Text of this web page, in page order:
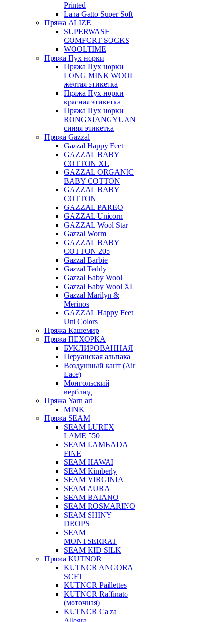
Printed
Lana Gatto Super Soft
Пряжа ALIZE
SUPERWASH
COMFORT SOCKS
WOOLTIME
Пряжа Пух норки
Пряжа Пух норки
LONG MINK WOOL
желтая этикетка
Пряжа Пух норки
красная этикетка
Пряжа Пух норки
RONGXIANGYUAN
синяя этикетка
Пряжа Gazzal
Gazzal Happy Feet
GAZZAL BABY
COTTON XL
GAZZAL ORGANIC
BABY COTTON
GAZZAL BABY
COTTON
GAZZAL PAREO
GAZZAL Unicorn
GAZZAL Wool Star
Gazzal Worm
GAZZAL BABY
COTTON 205
Gazzal Barbie
Gazzal Teddy
Gazzal Baby Wool
Gazzal Baby Wool XL
Gazzal Marilyn &
Merinos
GAZZAL Happy Feet
Uni Colors
Пряжа Кашемир
Пряжа ПЕХОРКА
БУКЛИРОВАННАЯ
Перуанская альпака
Воздушный кант (Air
Lace)
Монгольский
верблюд
Пряжа Yarn art
MINK
Пряжа SEAM
SEAM LUREX
LAME 550
SEAM LAMBADA
FINE
SEAM HAWAI
SEAM Kimberly
SEAM VIRGINIA
SEAM AURA
SEAM BAIANO
SEAM ROSMARINO
SEAM SHINY
DROPS
SEAM
MONTSERRAT
SEAM KID SILK
Пряжа KUTNOR
KUTNOR ANGORA
SOFT
KUTNOR Paillettes
KUTNOR Raffinato
(моточная)
KUTNOR Calza
Allegra